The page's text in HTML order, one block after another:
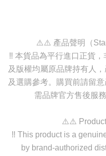
⚠️⚠️ 產品聲明（
‼️ 本貨品為平行進口正貨
及版權均屬原品牌持有人
及選購參考。購買前請留
需品牌官方售後服
⚠️⚠️
‼️ This product is a
by brand-authorized